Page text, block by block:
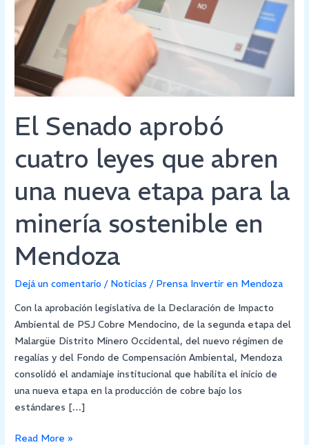
El Senado aprobó
cuatro leyes que abren
una nueva etapa para la
minería sostenible en
Mendoza
Dejá un comentario / Noticias / Prensa Invertir en Mendoza
Con la aprobación legislativa de la Declaración de Impacto
Ambiental de PSJ Cobre Mendocino, de la segunda etapa del
Malargüe Distrito Minero Occidental, del nuevo régimen de
regalías y del Fondo de Compensación Ambiental, Mendoza
consolidó el andamiaje institucional que habilita el inicio de
una nueva etapa en la producción de cobre bajo los
estándares […]
abren
una
nueva
etapa
para
la
minería
sostenible
Mendoza
Read More »